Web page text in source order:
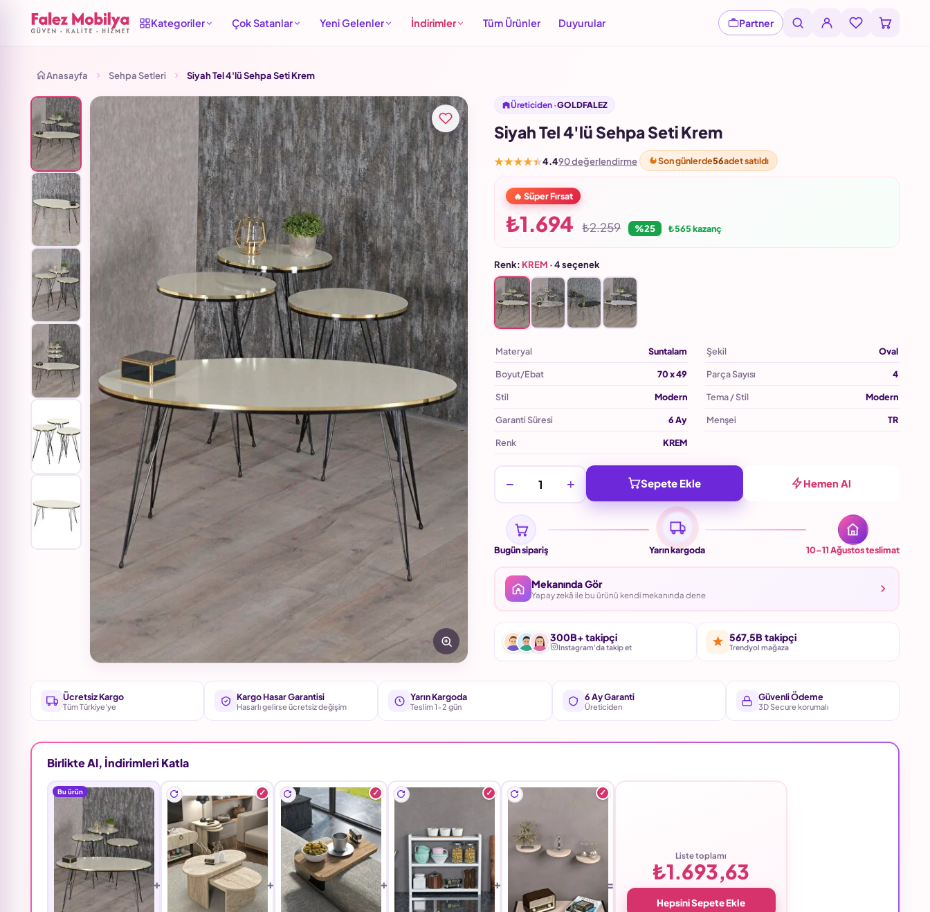
Kategoriler Çok Satanlar Yeni Gelenler İndirimler Tüm Ürünler Duyurular Partner
Anasayfa Sehpa Setleri Siyah Tel 4'lü Sehpa Seti Krem
Üreticiden ·GOLDFALEZ
Siyah Tel 4'lü Sehpa Seti Krem
★★★★★4.490 değerlendirme Son günlerde56adet satıldı
🔥 Süper Fırsat
₺1.694 ₺2.259 %25 ₺565 kazanç
Renk: KREM · 4 seçenek
Materyal Suntalam Şekil Oval
Boyut/Ebat 70 x 49 Parça Sayısı 4
Stil Modern Tema / Stil Modern
Garanti Süresi 6 Ay Menşei TR
Renk KREM
− + Sepete Ekle Hemen Al
Bugün sipariş Yarın kargoda 10–11 Ağustosteslimat
Mekanında Gör
Yapay zekâ ile bu ürünü kendi mekanında dene
300B+ takipçi
Instagram'da takip et
567,5B takipçi
Trendyol mağaza
Ücretsiz Kargo
Tüm Türkiye'ye
Kargo Hasar Garantisi
Hasarlı gelirse ücretsiz değişim
Yarın Kargoda
Teslim 1-2 gün
6 Ay Garanti
Üreticiden
Güvenli Ödeme
3D Secure korumalı
Birlikte Al, İndirimleri Katla
Bu ürün
Liste toplamı
₺1.693,63
Hepsini Sepete Ekle